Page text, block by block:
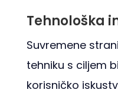
Tehnološka
Suvremene
tehniku s ciljem
korisničko